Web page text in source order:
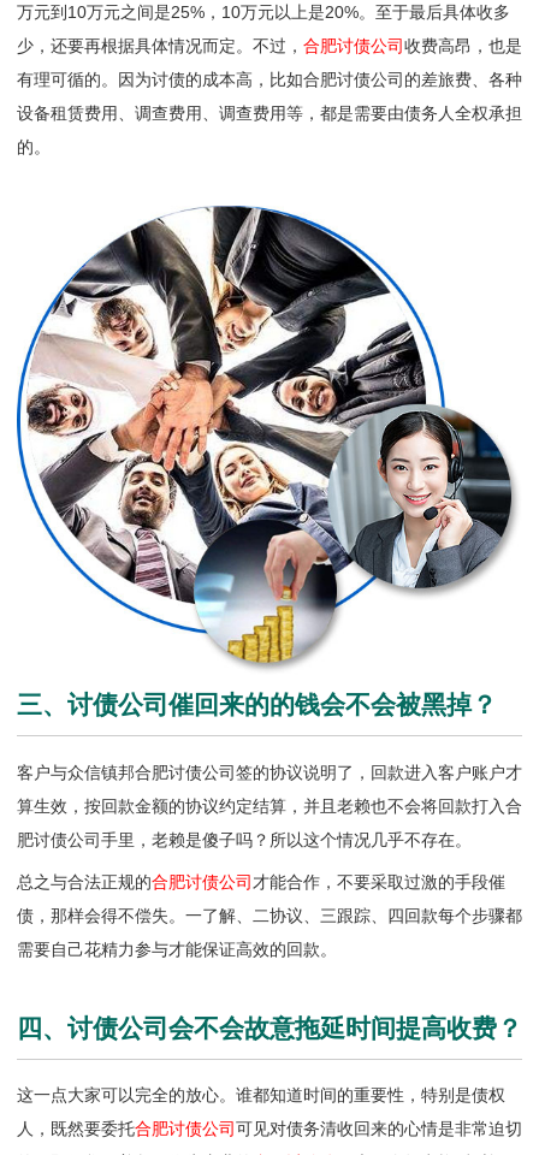
万元到10万元之间是25%，10万元以上是20%。至于最后具体收多
少，还要再根据具体情况而定。不过， 合肥讨债公司收费高昂，也是
有理可循的。因为讨债的成本高，比如合肥讨债公司的差旅费、各种
设备租赁费用、调查费用、调查费用等，都是需要由债务人全权承担
的。
三、讨债公司催回来的的钱会不会被黑掉？
客户与众信镇邦合肥讨债公司签的协议说明了，回款进入客户账户才
算生效，按回款金额的协议约定结算，并且老赖也不会将回款打入合
肥讨债公司手里，老赖是傻子吗？所以这个情况几乎不存在。
总之与合法正规的合肥讨债公司才能合作，不要采取过激的手段催
债，那样会得不偿失。一了解、二协议、三跟踪、四回款每个步骤都
需要自己花精力参与才能保证高效的回款。
四、讨债公司会不会故意拖延时间提高收费？
这一点大家可以完全的放心。谁都知道时间的重要性，特别是债权
人，既然要委托合肥讨债公司可见对债务清收回来的心情是非常迫切